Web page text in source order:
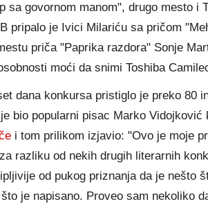
sa govornom manom", drugo mesto i
pripalo je Ivici Milariću sa pričom
priča "Paprika razdora" Sonje
moći da snimi Toshiba
dana konkursa pristiglo je preko 80
bio popularni pisac Marko
i tom prilikom izjavio: "Ovo je moje
razliku od nekih drugih literarnih
od pukog priznanja da je nešto
je napisano. Proveo sam nekoliko